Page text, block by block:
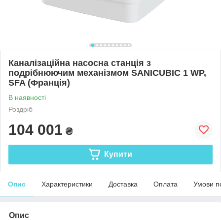
Каналізаційна насосна станція з
подрібнюючим механізмом SANICUBIC 1 WP,
SFA (Франція)
В наявності
Роздріб
104 001 ₴
Купити
Опис Характеристики Доставка Оплата Умови
Опис